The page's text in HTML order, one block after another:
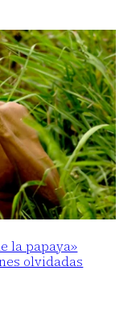
la papaya»
olvidadas